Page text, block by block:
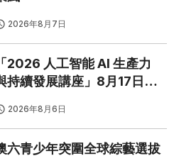
2026年8月7日
「2026 人工智能 AI 生產力
持續發展講座」8月17日免
2026年8月6日
六青少年突圍全球綜藝選拔